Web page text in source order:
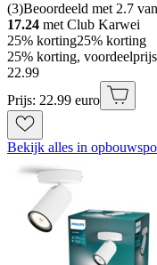
(3)Beoordeeld met 2.7
17.24 met Club Karwei
25% korting25% korting
25% korting,
22.99
Prijs: 22.99 euro
Bekijk alles in